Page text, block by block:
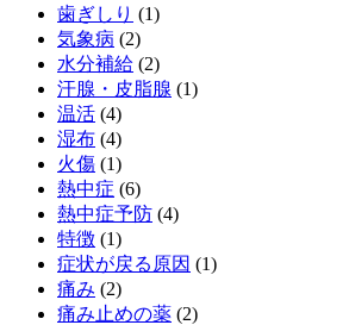
歯ぎしり (1)
気象病 (2)
水分補給 (2)
汗腺・皮脂腺 (1)
温活 (4)
湿布 (4)
火傷 (1)
熱中症 (6)
熱中症予防 (4)
特徴 (1)
症状が戻る原因 (1)
痛み (2)
痛み止めの薬 (2)